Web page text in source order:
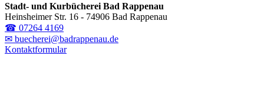
Stadt- und Kurbücherei Bad Rappenau
Heinsheimer Str. 16 - 74906 Bad Rappenau
☎ 07264 4169
✉ buecherei@badrappenau.de
Kontaktformular